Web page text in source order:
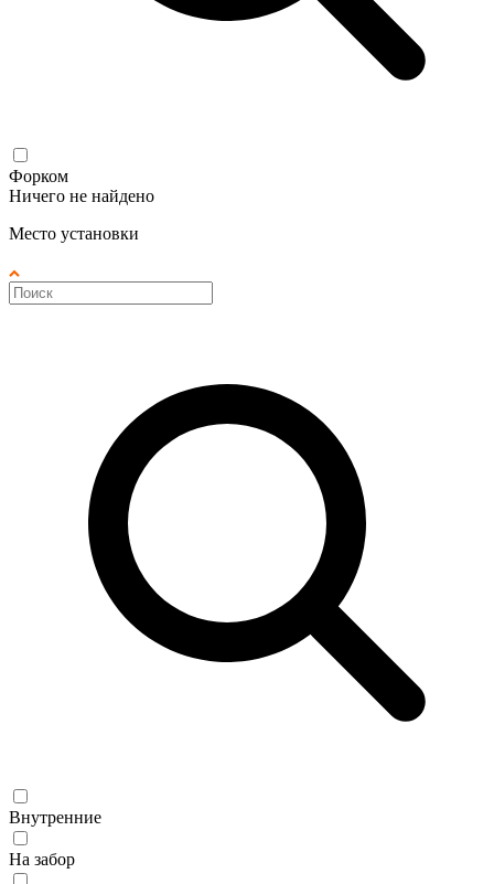
Форком
Ничего не найдено
Место установки
Внутренние
На забор